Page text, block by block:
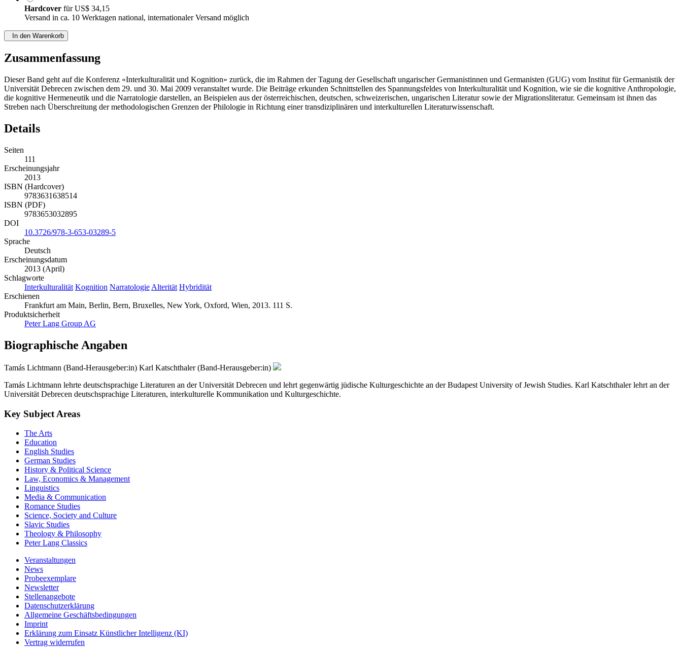
Hardcover fürUS$ 34,15
Versand in ca. 10 Werktagen national, internationaler Versand möglich
In den Warenkorb
Zusammenfassung
Dieser Band geht auf die Konferenz «Interkulturalität und Kognition» zurück, die im Rahmen der Tagung der Gesellschaft ungarischer Germanistinnen und Germanisten (GUG) vom Institut für Germanistik der
Universität Debrecen zwischen dem 29. und 30. Mai 2009 veranstaltet wurde. Die Beiträge erkunden Schnittstellen des Spannungsfeldes von Interkulturalität und Kognition, wie sie die kognitive Anthropologie,
die kognitive Hermeneutik und die Narratologie darstellen, an Beispielen aus der österreichischen, deutschen, schweizerischen, ungarischen Literatur sowie der Migrationsliteratur. Gemeinsam ist ihnen das
Streben nach Überschreitung der methodologischen Grenzen der Philologie in Richtung einer transdiziplinären und interkulturellen Literaturwissenschaft.
Details
Seiten
111
Erscheinungsjahr
2013
ISBN (Hardcover)
9783631638514
ISBN (PDF)
9783653032895
DOI
10.3726/978-3-653-03289-5
Sprache
Deutsch
Erscheinungsdatum
2013 (April)
Schlagworte
Interkulturalität Kognition Narratologie Alterität Hybridität
Erschienen
Frankfurt am Main, Berlin, Bern, Bruxelles, New York, Oxford, Wien, 2013. 111 S.
Produktsicherheit
Peter Lang Group AG
Biographische Angaben
Tamás Lichtmann (Band-Herausgeber:in) Karl Katschthaler (Band-Herausgeber:in)
Tamás Lichtmann lehrte deutschsprachige Literaturen an der Universität Debrecen und lehrt gegenwärtig jüdische Kulturgeschichte an der Budapest University of Jewish Studies. Karl Katschthaler lehrt an der
Universität Debrecen deutschsprachige Literaturen, interkulturelle Kommunikation und Kulturgeschichte.
Key Subject Areas
The Arts
Education
English Studies
German Studies
History & Political Science
Law, Economics & Management
Linguistics
Media & Communication
Romance Studies
Science, Society and Culture
Slavic Studies
Theology & Philosophy
Peter Lang Classics
Veranstaltungen
News
Probeexemplare
Newsletter
Stellenangebote
Datenschutzerklärung
Allgemeine Geschäftsbedingungen
Imprint
Erklärung zum Einsatz Künstlicher Intelligenz (KI)
Vertrag widerrufen